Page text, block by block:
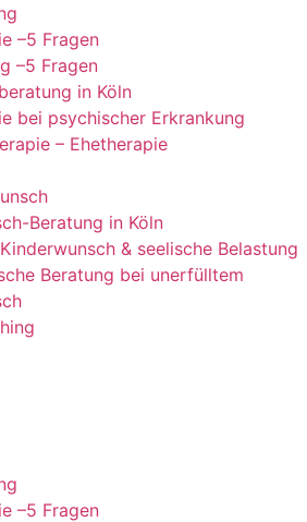
–5 Fragen
–5 Fragen
in Köln
bei psychischer Erkrankung
– Ehetherapie
Beratung in Köln
& seelische Belastung
Beratung bei unerfülltem
–5 Fragen